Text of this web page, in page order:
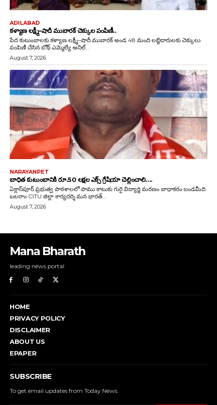
Mana Bharath
leading news portal
HOME
PRIVACY POLICY
DISCLAIMER
ABOUT US
EPAPER
SUBSCRIBE
To get email updates from Today News.